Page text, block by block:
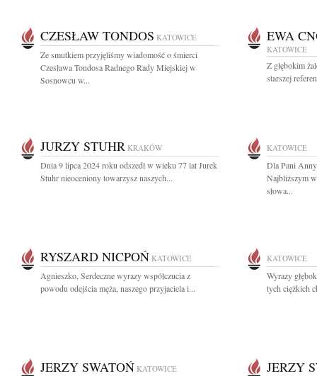
CZESŁAW TONDOS KATOWICE
Ze smutkiem przyjęliśmy wiadomość o śmierci
Czesława Tondosa Radnego Rady Miejskiej w
Sosnowcu w...
EWA
KATOWICE
Z głębokim
starszej
JURZY STUHR KRAKÓW
Dnia 9 lipca 2024 roku odszedł w wieku 77 lat Jurek
Stuhr nieoceniony towarzysz naszych...
KATOWICE
Dla Pani
Najbliższym
słowa...
RYSZARD NICPOŃ KATOWICE
Agnieszko, Serdeczne wyrazy współczucia z
powodu odejścia męża, naszego przyjaciela i...
KATOWICE
Wyrazy
tych ciężkich
JERZY SWATOŃ KATOWICE JERZY